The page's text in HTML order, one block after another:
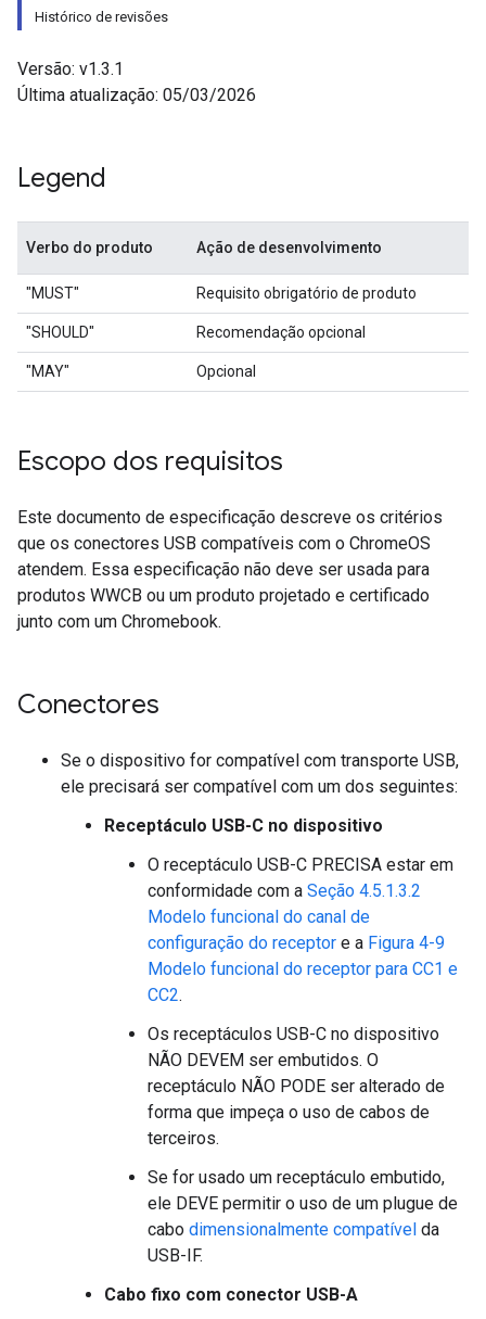
Histórico de revisões
Versão: v1.3.1
Última atualização: 05/03/2026
Legend
Verbo do produto Ação de desenvolvimento
"MUST" Requisito obrigatório de produto
"SHOULD" Recomendação opcional
"MAY" Opcional
Escopo dos requisitos
Este documento de especificação descreve os critérios
que os conectores USB compatíveis com o ChromeOS
atendem. Essa especificação não deve ser usada para
produtos WWCB ou um produto projetado e certificado
junto com um Chromebook.
Conectores
Se o dispositivo for compatível com transporte USB,
ele precisará ser compatível com um dos seguintes:
Receptáculo USB-C no dispositivo
O receptáculo USB-C PRECISA estar em
conformidade com a Seção 4.5.1.3.2
Modelo funcional do canal de
configuração do receptor e a Figura 4-9
Modelo funcional do receptor para CC1 e
CC2.
Os receptáculos USB-C no dispositivo
NÃO DEVEM ser embutidos. O
receptáculo NÃO PODE ser alterado de
forma que impeça o uso de cabos de
terceiros.
Se for usado um receptáculo embutido,
ele DEVE permitir o uso de um plugue de
cabo dimensionalmente compatível da
USB-IF.
Cabo fixo com conector USB-A